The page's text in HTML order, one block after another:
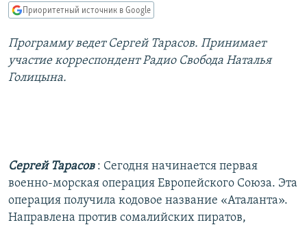
навигации
Вернутся
КУЛЬТУРА
IDEL.РЕАЛИИ
КАВКАЗ.РЕАЛИИ
ПОДПИШИТЕСЬ НА РАССЫЛКУ
СОЦИАЛЬНЫЕ СЕТИ
Приоритетный источник в Google
Программу ведет Сергей Тарасов. Принимает
участие корреспондент Радио Свобода Наталья
Голицына.
Сергей Тарасов : Сегодня начинается первая
военно-морская операция Европейского Союза. Эта
операция получила кодовое название «Аталанта».
Направлена против сомалийских пиратов,